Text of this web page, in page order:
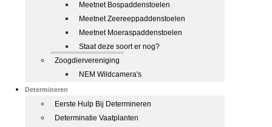
Meetnet Bospaddenstoelen
Meetnet Zeereeppaddenstoelen
Meetnet Moeraspaddenstoelen
Staat deze soort er nog?
Zoogdiervereniging
NEM Wildcamera's
Determineren
Eerste Hulp Bij Determineren
Determinatie Vaatplanten